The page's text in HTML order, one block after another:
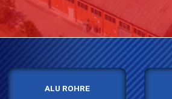
ALU ROHRE